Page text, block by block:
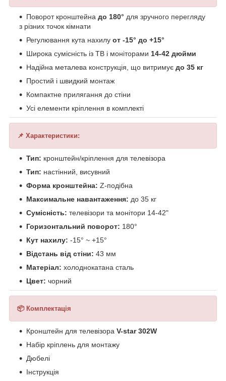
Поворот кронштейна до 180° для зручного перегляду
з різних точок кімнати
Регулювання кута нахилу от -15° до +15°
Широка сумісність із ТВ і моніторами 14-42 дюйми
Надійна металева конструкція, що витримує до 35 кг
Простий і швидкий монтаж
Компактне прилягання до стіни
Усі елементи кріплення в комплекті
📌 Характеристики:
Тип: кронштейн/кріплення для телевізора
Тип: настінний, висувний
Форма кронштейна: Z-подібна
Максимальне навантаження: до 35 кг
Сумісність: телевізори та монітори 14-42"
Горизонтальний поворот: 180°
Кут нахилу: -15° ~ +15°
Відстань від стіни: 43 мм
Матеріал: холоднокатана сталь
Цвет: чорний
📦 Комплектація
Кронштейн для телевізора V-star 302W
Набір кріплень для монтажу
Дюбелі
Інструкція